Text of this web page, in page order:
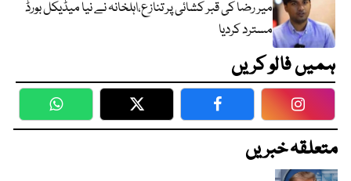
میر رضا کی قبر کشائی پر تنازع،اہلخانہ نے نیا میڈیکل بورڈ
مسترد کردیا
ہمیں فالو کریں
WhatsApp Twitter Facebook
متعلقہ خبریں